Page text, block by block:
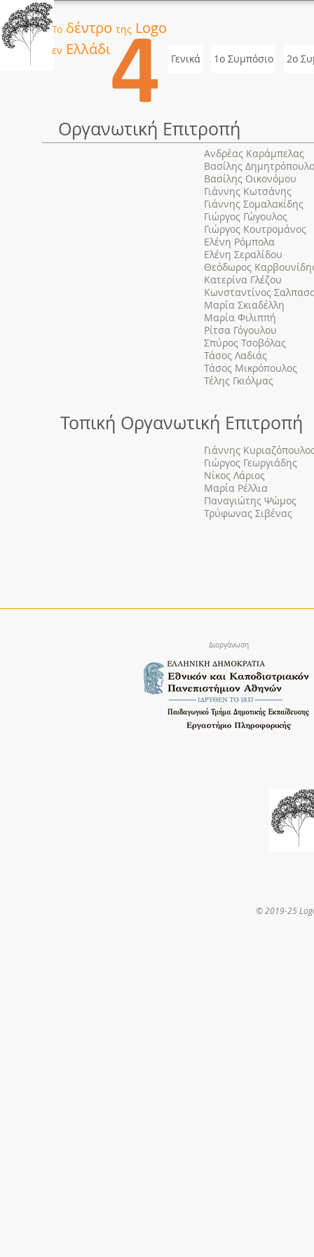
Το δέντρο της Logo
εν Ελλάδι
Button
Γενικά 1ο Συμπόσιο 2o
Οργανωτική Επιτροπή
Ανδρέας Καράμπελας
Βασίλης
Βασίλης Οικονόμου
Γιάννης Κωτσάνης
Γιάννης Σομαλακίδης
Γιώργος Γώγουλος
Γιώργος Κουτρομάνος
Ελένη Ρόμπολα
Ελένη Σεραλίδου
Θεόδωρος
Κατερίνα Γλέζου
Κωνσταντίνος
Μαρία Σκιαδέλλη
Μαρία Φιλιππή
Ρίτσα Γόγουλου
Σπύρος Τσοβόλας
Τάσος Λαδιάς
Τάσος Μικρόπουλος
Τέλης Γκιόλμας
Τοπική Οργανωτική Επιτροπή
Γιάννης
Γιώργος Γεωργιάδης
Νίκος Λάριος
Μαρία Ρέλλια
Παναγιώτης Ψώμος
Τρύφωνας Σιβένας
Διοργάνωση
© 2019-25